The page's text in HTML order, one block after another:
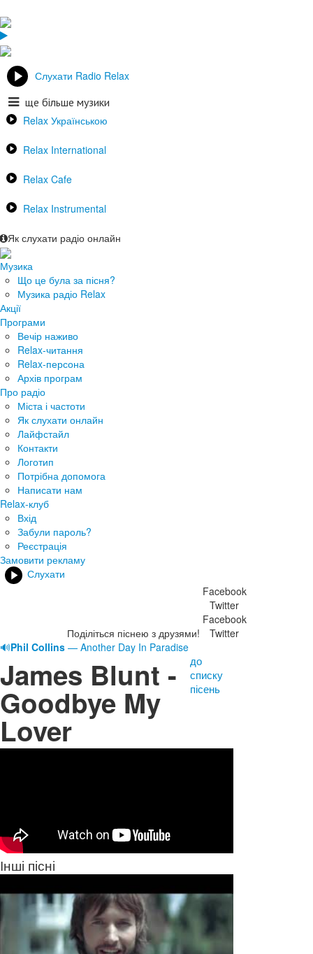
Слухати Radio Relax
ще більше музики
Relax Українською
Relax International
Relax Cafe
Relax Instrumental
Як слухати радіо онлайн
Музика
Що це була за пісня?
Музика радіо Relax
Акції
Програми
Вечір наживо
Relax-читання
Relax-персона
Архів програм
Про радіо
Міста і частоти
Як слухати онлайн
Лайфстайл
Контакти
Логотип
Потрібна допомога
Написати нам
Relax-клуб
Вхід
Забули пароль?
Реєстрація
Замовити рекламу
Слухати
Поділіться піснею з друзями!
Facebook
Twitter
Facebook
Twitter
🔊Phil Collins — Another Day In Paradise
James Blunt -
Goodbye My
Lover
до
списку
пісень
Інші пісні